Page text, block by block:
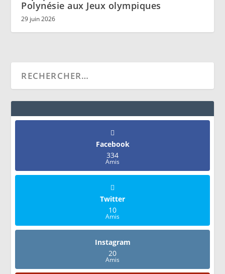
Polynésie aux Jeux olympiques
29 juin 2026
Facebook
334
Amis
Twitter
10
Amis
Instagram
20
Amis